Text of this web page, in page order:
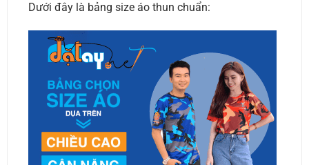
Dưới đây là bảng size áo thun chuẩn: